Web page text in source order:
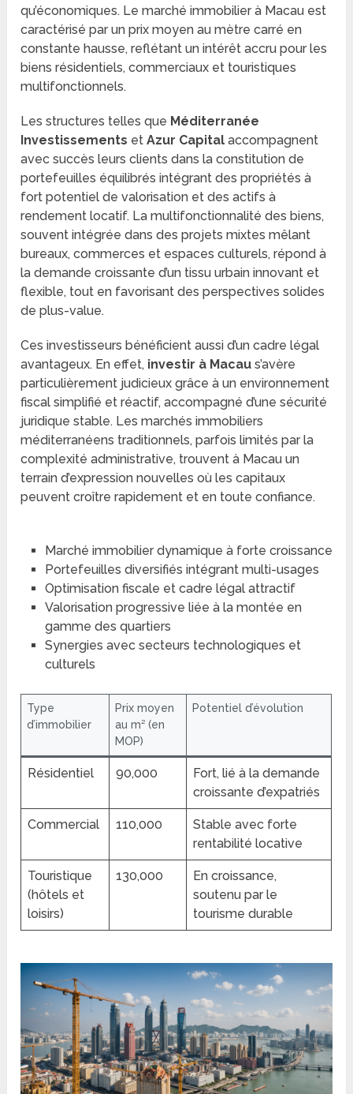
qu’économiques. Le marché immobilier à Macau est
caractérisé par un prix moyen au mètre carré en
constante hausse, reflétant un intérêt accru pour les
biens résidentiels, commerciaux et touristiques
multifonctionnels.
Les structures telles que Méditerranée
Investissements etAzur Capital accompagnent
avec succès leurs clients dans la constitution de
portefeuilles équilibrés intégrant des propriétés à
fort potentiel de valorisation et des actifs à
rendement locatif. La multifonctionnalité des biens,
souvent intégrée dans des projets mixtes mêlant
bureaux, commerces et espaces culturels, répond à
la demande croissante d’un tissu urbain innovant et
flexible, tout en favorisant des perspectives solides
de plus-value.
Ces investisseurs bénéficient aussi d’un cadre légal
avantageux. En effet, investir à Macau s’avère
particulièrement judicieux grâce à un environnement
fiscal simplifié et réactif, accompagné d’une sécurité
juridique stable. Les marchés immobiliers
méditerranéens traditionnels, parfois limités par la
complexité administrative, trouvent à Macau un
terrain d’expression nouvelles où les capitaux
peuvent croître rapidement et en toute confiance.
Marché immobilier dynamique à forte croissance
Portefeuilles diversifiés intégrant multi-usages
Optimisation fiscale et cadre légal attractif
Valorisation progressive liée à la montée en
gamme des quartiers
Synergies avec secteurs technologiques et
culturels
Type
d’immobilier
Prix moyen
au m² (en
MOP)
Potentiel d’évolution
Résidentiel 90,000
Fort, lié à la demande
croissante d’expatriés
Commercial 110,000
Stable avec forte
rentabilité locative
Touristique
(hôtels et
loisirs)
130,000
En croissance,
soutenu par le
tourisme durable